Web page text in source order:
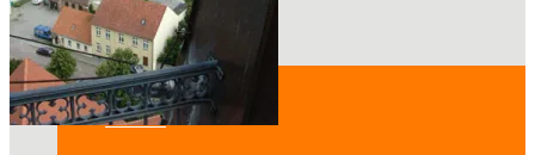
Verein
Kontakt